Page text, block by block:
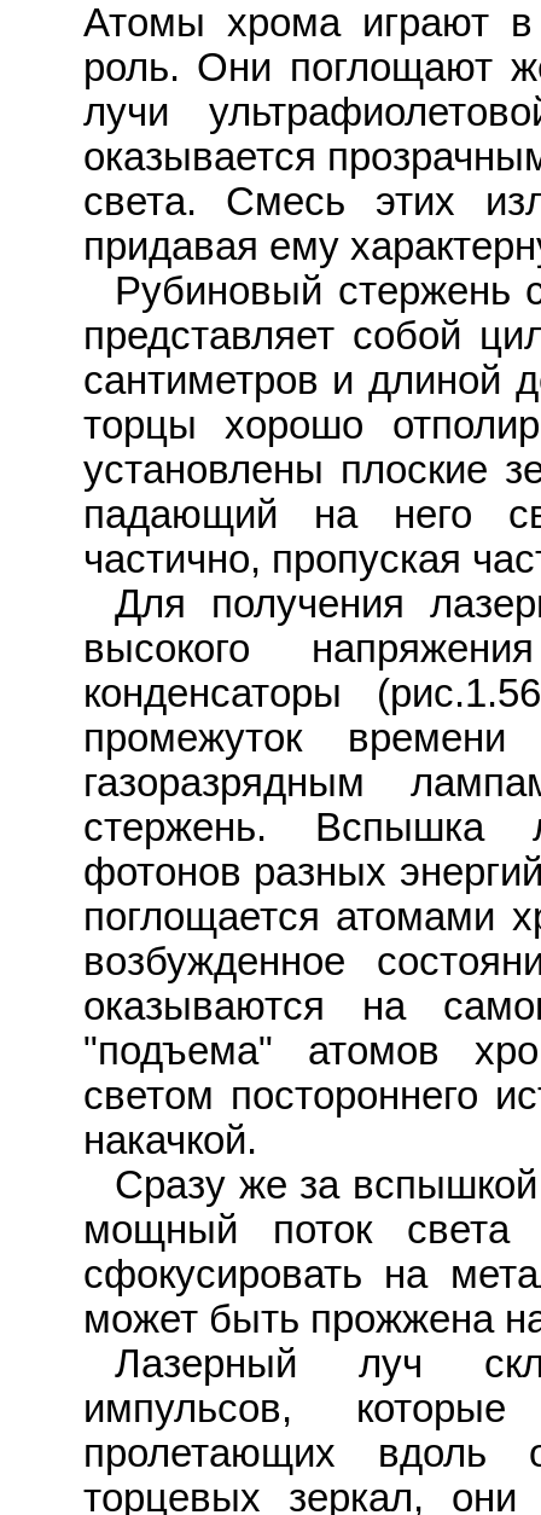
Атомы хрома играют в
роль. Они поглощают
лучи
оказывается
света. Смесь этих
придавая ему
Рубиновый стержень
представляет собой
сантиметров и длиной
торцы хорошо
установлены плоские
падающий на него
частично, пропуская
Для получения
высокого
конденсаторы
промежуток
газоразрядным
стержень. Вспышка
фотонов разных
поглощается атомами
возбужденное
оказываются на
"подъема" атомов
светом постороннего
накачкой.
Сразу же за
мощный поток
сфокусировать на
может быть прожжена
Лазерный луч
импульсов,
пролетающих вдоль
торцевых зеркал, они